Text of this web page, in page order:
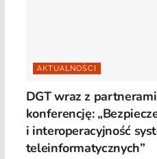
AKTUALNOŚCI
DGT wraz z
konferencję:
i interoperacyjność
teleinformatycznych”